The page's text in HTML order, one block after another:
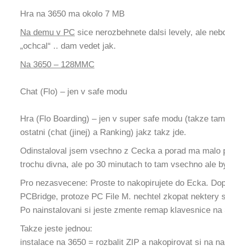
Hra na 3650 ma okolo 7 MB
Na demu v PC sice nerozbehnete dalsi levely, ale
„ochcal“ .. dam vedet jak.
Na 3650 – 128MMC
Chat (Flo) – jen v safe modu
Hra (Flo Boarding) – jen v super safe modu (takze
ostatni (chat (jinej) a Ranking) jakz takz jde.
Odinstaloval jsem vsechno z Cecka a porad ma malo
trochu divna, ale po 30 minutach to tam vsechno ale
Pro nezasvecene: Proste to nakopirujete do Ecka.
PCBridge, protoze PC File M. nechtel zkopat nektery
Po nainstalovani si jeste zmente remap klavesnice na
Takze jeste jednou:
instalace na 3650 = rozbalit ZIP a nakopirovat si na